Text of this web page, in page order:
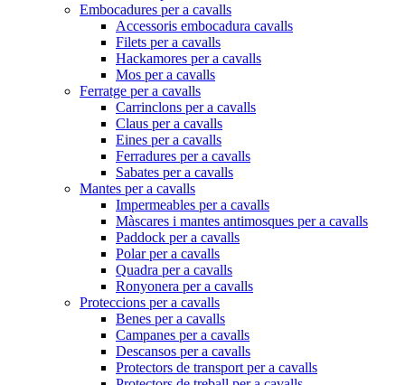
Embocadures per a cavalls
Accessoris embocadura cavalls
Filets per a cavalls
Hackamores per a cavalls
Mos per a cavalls
Ferratge per a cavalls
Carrinclons per a cavalls
Claus per a cavalls
Eines per a cavalls
Ferradures per a cavalls
Sabates per a cavalls
Mantes per a cavalls
Impermeables per a cavalls
Màscares i mantes antimosques per a cavalls
Paddock per a cavalls
Polar per a cavalls
Quadra per a cavalls
Ronyonera per a cavalls
Proteccions per a cavalls
Benes per a cavalls
Campanes per a cavalls
Descansos per a cavalls
Protectors de transport per a cavalls